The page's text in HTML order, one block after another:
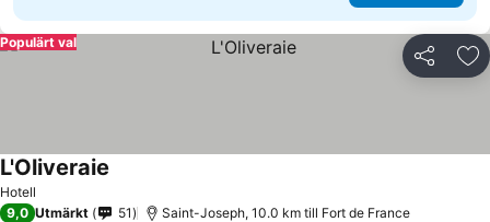
Dela
Populärt val
Hotell
L'Oliveraie
9,0 Utmärkt 51 Saint-Joseph, 10.0 km till Fort de France